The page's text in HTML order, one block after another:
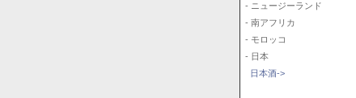
- ニュージーランド
- 南アフリカ
- モロッコ
- 日本
日本酒->